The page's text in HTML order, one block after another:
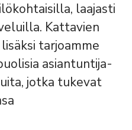
laajasti
Kattavien
tarjoamme
asiantuntija-
jotka tukevat